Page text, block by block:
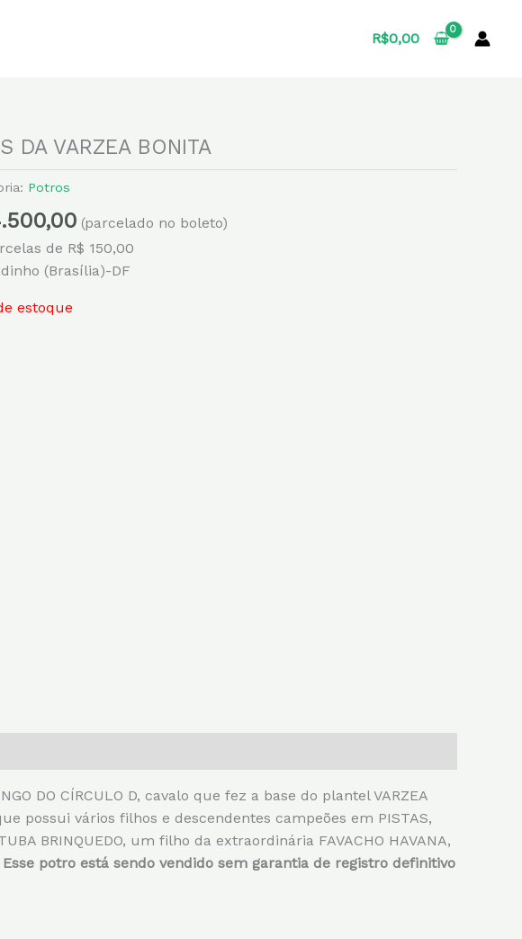
R$0,00
DA VARZEA BONITA
Potros
(parcelado no boleto)
de R$ 150,00
(Brasília)-DF
estoque
DO CÍRCULO D, cavalo que fez a base do plantel VARZEA
possui vários filhos e descendentes campeões em PISTAS,
BRINQUEDO, um filho da extraordinária FAVACHO HAVANA,
Esse potro está sendo vendido sem garantia de registro definitivo